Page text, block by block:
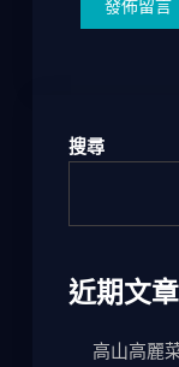
搜尋
近期文章
高山高麗